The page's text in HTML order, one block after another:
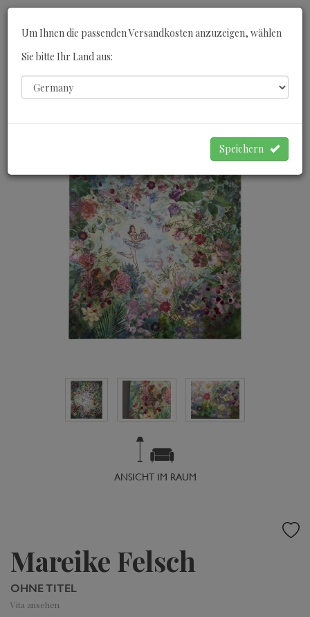
ANSICHT IM RAUM
Mareike Felsch
OHNE TITEL
Vita ansehen
Um Ihnen die passenden Versandkosten anzuzeigen, wählen
Sie bitte Ihr Land aus:
Speichern